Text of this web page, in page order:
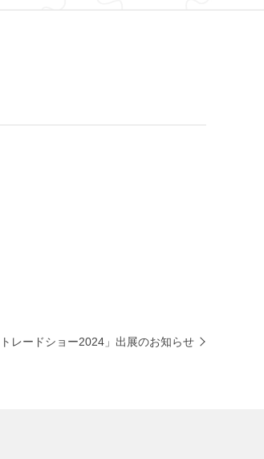
レードショー2024」出展のお知らせ